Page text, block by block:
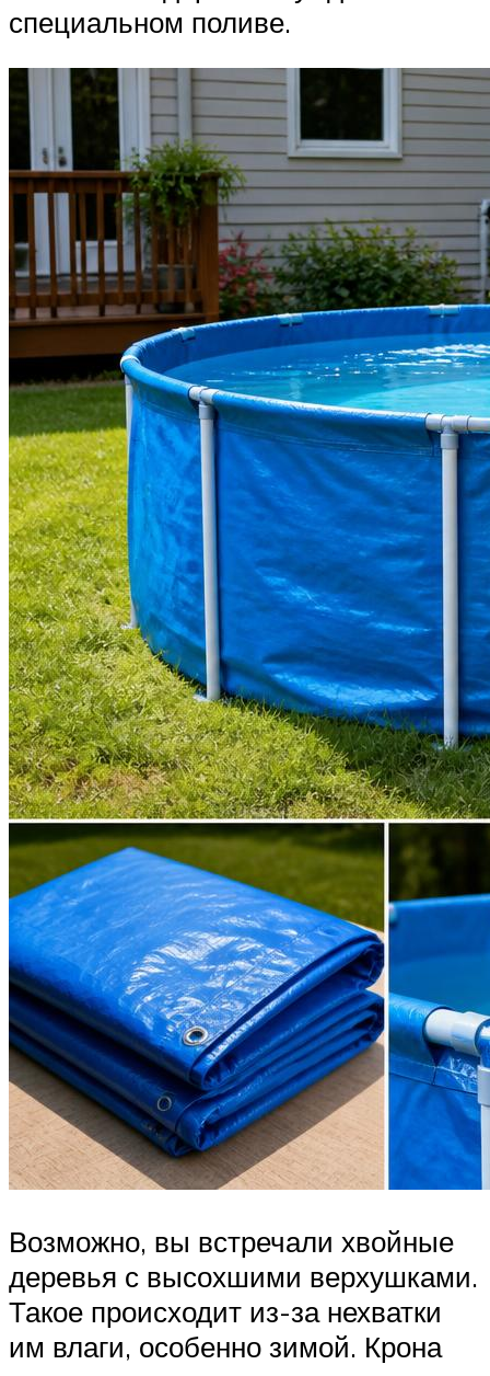
специальном поливе.
Возможно, вы встречали хвойные
деревья с высохшими верхушками.
Такое происходит из-за нехватки
им влаги, особенно зимой. Крона